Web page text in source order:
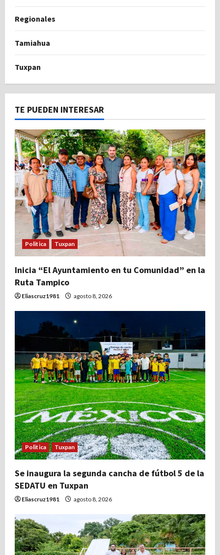
Regionales
Tamiahua
Tuxpan
TE PUEDEN INTERESAR
Politica Tuxpan
Inicia “El Ayuntamiento en tu Comunidad” en la
Ruta Tampico
Eliascruz1981 agosto 8, 2026
Politica Tuxpan
Se inaugura la segunda cancha de fútbol 5 de la
SEDATU en Tuxpan
Eliascruz1981 agosto 8, 2026